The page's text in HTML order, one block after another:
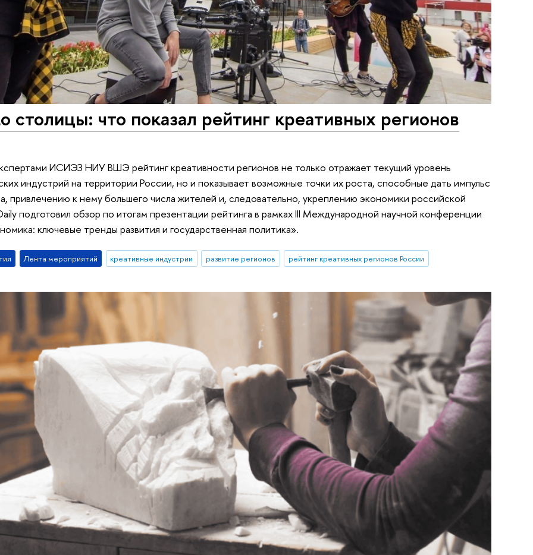
столицы: что показал рейтинг креативных регионов
ИСИЭЗ НИУ ВШЭ рейтинг креативности регионов не только отражает текущий уровень
индустрий на территории России, но и показывает возможные точки их роста, способные дать импульс
привлечению к нему большего числа жителей и, следовательно, укреплению экономики российской
подготовил обзор по итогам презентации рейтинга в рамках III Международной научной конференции
ключевые тренды развития и государственная политика».
Лента мероприятий креативные индустрии развитие регионов рейтинг креативных регионов России